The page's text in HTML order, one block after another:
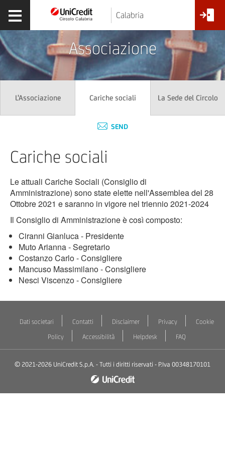
Calabria
Associazione
L'Associazione Cariche sociali La Sede del Circolo
SEND
Cariche sociali
Le attuali Cariche Sociali (Consiglio di
Amministrazione) sono state elette nell'Assemblea del 28
Ottobre 2021 e saranno in vigore nel triennio 2021-2024
Il Consiglio di Amministrazione è così composto:
Ciranni Gianluca - Presidente
Muto Arianna - Segretario
Costanzo Carlo - Consigliere
Mancuso Massimilano - Consigliere
Nesci Viscenzo - Consigliere
Dati societari Contatti Disclaimer Privacy
Cookie
Policy
Accessibilità Helpdesk FAQ
© 2021-2026 UniCredit S.p.A. - Tutti i diritti riservati - P.Iva 00348170101